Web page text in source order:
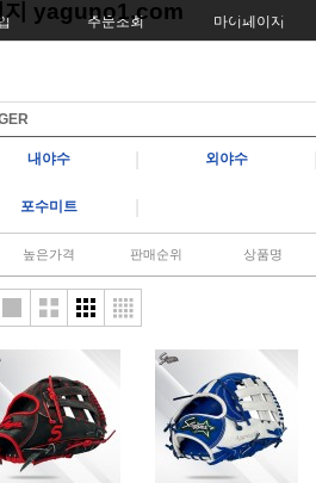
주문조회 마이페이지
지 yaguno1.com
내야수 외야수
포수미트
높은가격 판매순위 상품명